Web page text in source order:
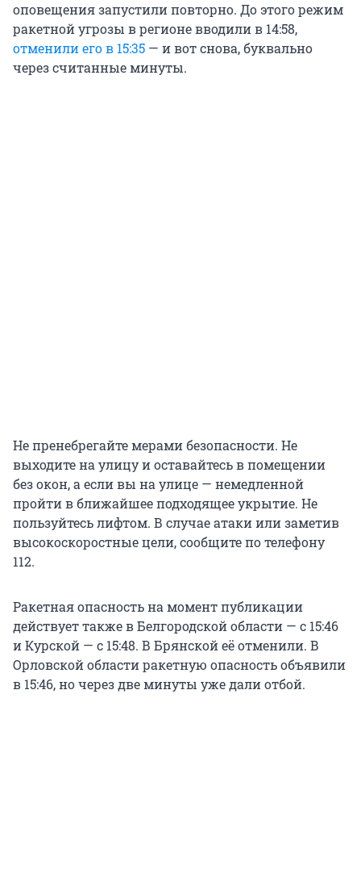
оповещения запустили повторно. До этого режим
ракетной угрозы в регионе вводили в 14:58,
отменили его в 15:35 — и вот снова, буквально
через считанные минуты.
Не пренебрегайте мерами безопасности. Не
выходите на улицу и оставайтесь в помещении
без окон, а если вы на улице — немедленной
пройти в ближайшее подходящее укрытие. Не
пользуйтесь лифтом. В случае атаки или заметив
высокоскоростные цели, сообщите по телефону
112.
Ракетная опасность на момент публикации
действует также в Белгородской области — с 15:46
и Курской — с 15:48. В Брянской её отменили. В
Орловской области ракетную опасность объявили
в 15:46, но через две минуты уже дали отбой.